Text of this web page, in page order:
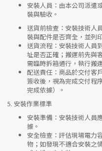
安裝人員 ：由本公司派遣
裝與驗收。
送貨前檢查 ：安裝技術人
裝與配件是否齊全，並列
送貨流程 ：安裝技術人員
址是否正確；搬運前先與
需臨時拆箱通行，執行搬
配送責任 ：商品於交付客
簽收後，視為完成交付程
完成依據）。
5. 安裝作業標準
安裝準備 ：安裝技術人員
據。
安全檢查 ：評估現場電力
物；如發現不適合安裝之